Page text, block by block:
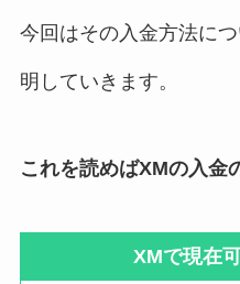
今回はその入金方法に
明していきます。
これを読めばXMの入金
XMで現在